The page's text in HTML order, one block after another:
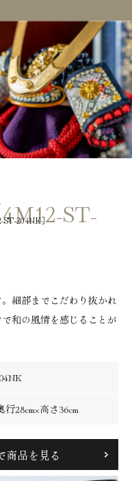
正月飾り
204NK］
ST-
細部までこだわり抜かれ
和の風情を感じることが
行28cm×高さ36cm
商品を見る